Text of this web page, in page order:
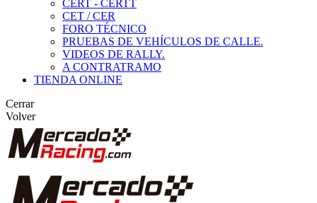
CERT - CERTT
CET / CER
FORO TÉCNICO
PRUEBAS DE VEHÍCULOS DE CALLE.
VIDEOS DE RALLY.
A CONTRATRAMO
TIENDA ONLINE
Cerrar
Volver